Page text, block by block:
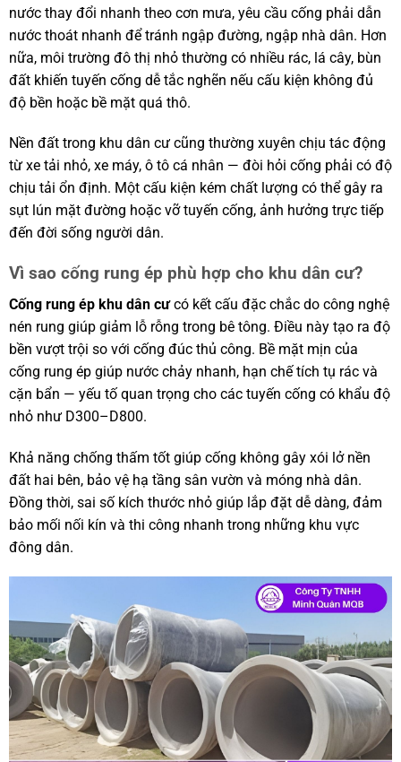
nước thay đổi nhanh theo cơn mưa, yêu cầu cống phải dẫn
nước thoát nhanh để tránh ngập đường, ngập nhà dân. Hơn
nữa, môi trường đô thị nhỏ thường có nhiều rác, lá cây, bùn
đất khiến tuyến cống dễ tắc nghẽn nếu cấu kiện không đủ
độ bền hoặc bề mặt quá thô.
Nền đất trong khu dân cư cũng thường xuyên chịu tác động
từ xe tải nhỏ, xe máy, ô tô cá nhân — đòi hỏi cống phải có độ
chịu tải ổn định. Một cấu kiện kém chất lượng có thể gây ra
sụt lún mặt đường hoặc vỡ tuyến cống, ảnh hưởng trực tiếp
đến đời sống người dân.
Vì sao cống rung ép phù hợp cho khu dân cư?
Cống rung ép khu dân cưcó kết cấu đặc chắc do công nghệ
nén rung giúp giảm lỗ rỗng trong bê tông. Điều này tạo ra độ
bền vượt trội so với cống đúc thủ công. Bề mặt mịn của
cống rung ép giúp nước chảy nhanh, hạn chế tích tụ rác và
cặn bẩn — yếu tố quan trọng cho các tuyến cống có khẩu độ
nhỏ như D300–D800.
Khả năng chống thấm tốt giúp cống không gây xói lở nền
đất hai bên, bảo vệ hạ tầng sân vườn và móng nhà dân.
Đồng thời, sai số kích thước nhỏ giúp lắp đặt dễ dàng, đảm
bảo mối nối kín và thi công nhanh trong những khu vực
đông dân.